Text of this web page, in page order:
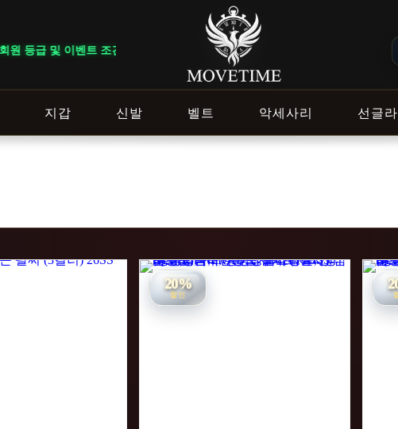
이벤트 조건에 따라 혜택이 다르게 적용됩니다. ｜ DELIVERY NOTICE
지갑 신발 벨트 악세사리 선글
20%
할인